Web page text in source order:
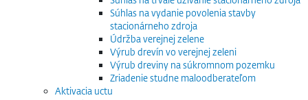
Súhlas na vydanie povolenia stavby
stacionárneho zdroja
Údržba verejnej zelene
Výrub drevín vo verejnej zeleni
Výrub dreviny na súkromnom pozemku
Zriadenie studne maloodberateľom
Aktivacia uctu